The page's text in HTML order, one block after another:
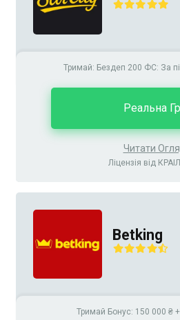
Тримай: Бездеп 200 ФС: За
Читати
Ліцензія від
Реальна
Betking
Тримай Бонус: 150 000 ₴